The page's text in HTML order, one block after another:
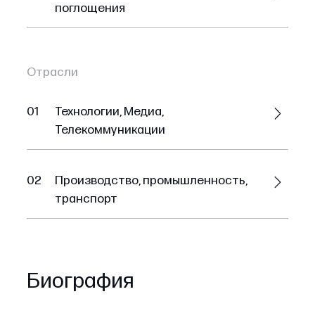
поглощения
Отрасли
01
Технологии, Медиа,
Телекоммуникации
02
Производство, промышленность,
транспорт
Биография